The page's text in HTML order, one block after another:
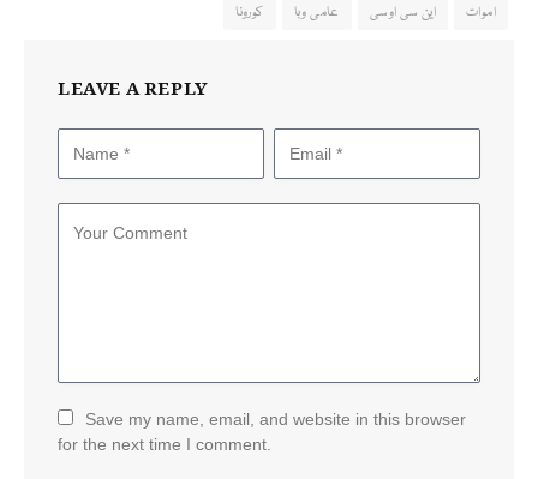
اموات این سی اوسی عامی وبا کورونا
LEAVE A REPLY
Save my name, email, and website in this browser
for the next time I comment.